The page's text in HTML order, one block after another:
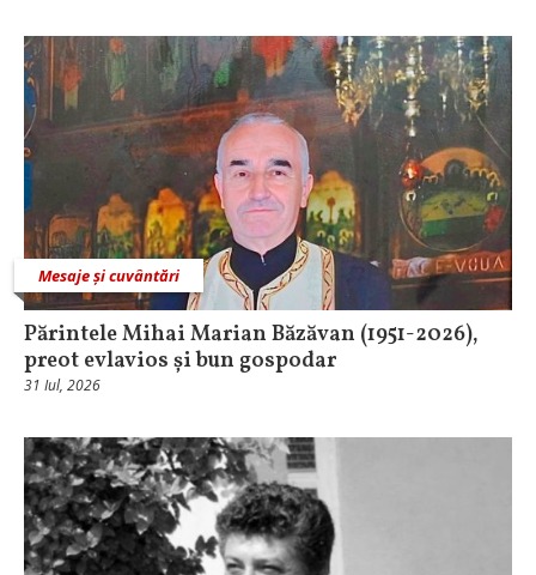
Mesaje și cuvântări
Părintele Mihai Marian Băzăvan (1951-2026),
preot evlavios și bun gospodar
31 Iul, 2026